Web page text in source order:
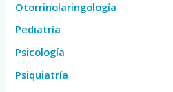
Otorrinolaringología
Pediatría
Psicología
Psiquiatría